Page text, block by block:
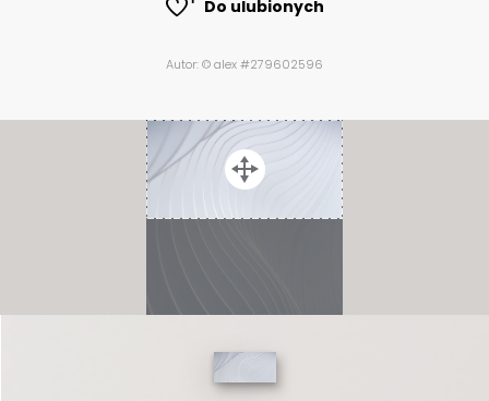
Do ulubionych
Autor: © alex #279602596